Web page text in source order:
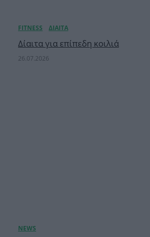
Δίαιτα για επίπεδη κοιλιά
26.07.2026